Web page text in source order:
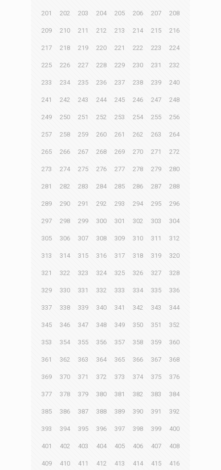
201 202 203 204 205 206 207 208
209 210 211 212 213 214 215 216
217 218 219 220 221 222 223 224
225 226 227 228 229 230 231 232
233 234 235 236 237 238 239 240
241 242 243 244 245 246 247 248
249 250 251 252 253 254 255 256
257 258 259 260 261 262 263 264
265 266 267 268 269 270 271 272
273 274 275 276 277 278 279 280
281 282 283 284 285 286 287 288
289 290 291 292 293 294 295 296
297 298 299 300 301 302 303 304
305 306 307 308 309 310 311 312
313 314 315 316 317 318 319 320
321 322 323 324 325 326 327 328
329 330 331 332 333 334 335 336
337 338 339 340 341 342 343 344
345 346 347 348 349 350 351 352
353 354 355 356 357 358 359 360
361 362 363 364 365 366 367 368
369 370 371 372 373 374 375 376
377 378 379 380 381 382 383 384
385 386 387 388 389 390 391 392
393 394 395 396 397 398 399 400
401 402 403 404 405 406 407 408
409 410 411 412 413 414 415 416